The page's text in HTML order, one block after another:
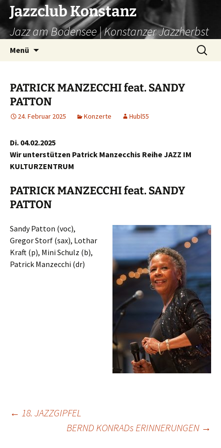
Zum
Inhalt
springen
Jazzclub Konstanz
Jazz am Bodensee | Konstanzer Jazzherbst
Menü
Suchen
nach:
PATRICK MANZECCHI feat. SANDY
PATTON
24. Februar 2025 Konzerte Hubl55
Di. 04.02.2025
Wir unterstützen Patrick Manzecchis Reihe JAZZ IM
KULTURZENTRUM
PATRICK MANZECCHI feat. SANDY
PATTON
Sandy Patton (voc),
Gregor Storf (sax), Lothar
Kraft (p), Mini Schulz (b),
Patrick Manzecchi (dr)
Beitragsnavigation
← 18. JAZZGIPFEL
BERND KONRADs ERINNERUNGEN →